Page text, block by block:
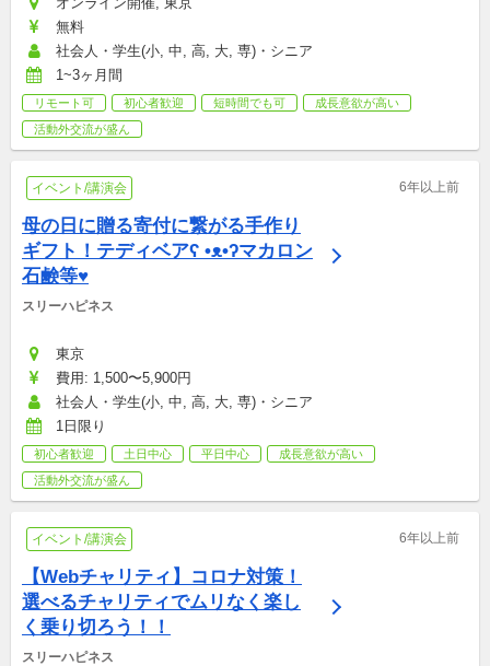
無料
社会人・学生(小, 中, 高, 大, 専)・シニア
1~3ヶ月間
リモート可 初心者歓迎 短時間でも可
成長意欲が高い
活動外交流が盛ん
イベント/講演会 6年以上前
母の日に贈る寄付に繋がる手作り
ギフト！テディベアʕ •ᴥ•ʔマカロン
石鹸等♥
スリーハピネス
東京
費用: 1,500〜5,900円
社会人・学生(小, 中, 高, 大, 専)・シニア
1日限り
初心者歓迎 土日中心 平日中心
成長意欲が高い
活動外交流が盛ん
イベント/講演会 6年以上前
【Webチャリティ】コロナ対策！
選べるチャリティでムリなく楽し
く乗り切ろう！！
スリーハピネス